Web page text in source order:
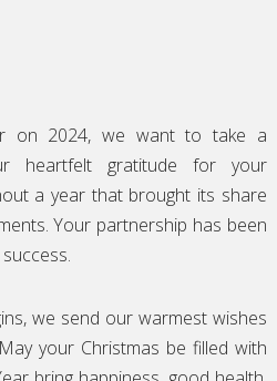
on 2024, we want to take a
heartfelt gratitude for your
a year that brought its share
Your partnership has been
we send our warmest wishes
your Christmas be filled with